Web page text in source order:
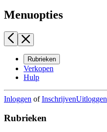
Menuopties
Rubrieken
Verkopen
Hulp
Inloggen ofInschrijvenUitloggen
Rubrieken